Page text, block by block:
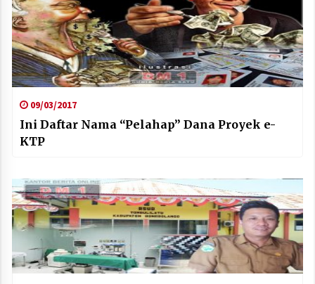
09/03/2017
Ini Daftar Nama “Pelahap” Dana Proyek e-
KTP